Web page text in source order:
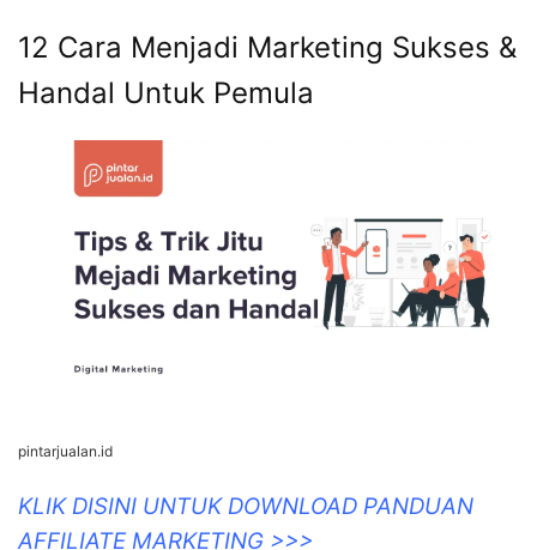
12 Cara Menjadi Marketing Sukses &
Handal Untuk Pemula
pintarjualan.id
KLIK DISINI UNTUK DOWNLOAD PANDUAN
AFFILIATE MARKETING >>>